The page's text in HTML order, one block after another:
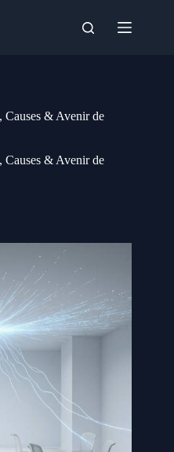
Causes & Avenir de
Causes & Avenir de